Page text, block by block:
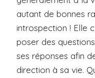
autant de bonnes
introspection ! Elle
poser des
ses réponses afin
direction à sa vie.